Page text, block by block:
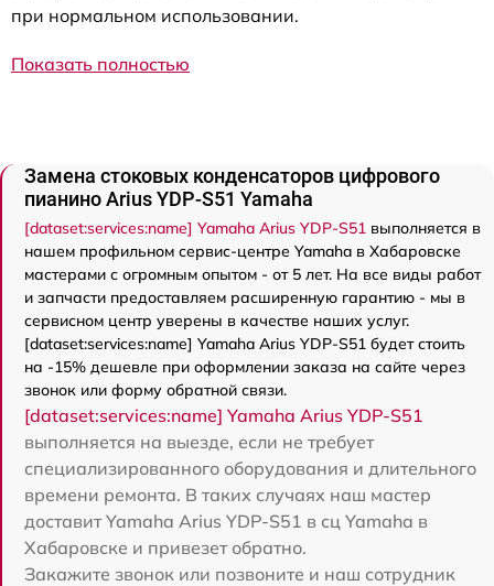
при нормальном использовании.
Показать полностью
Замена стоковых конденсаторов цифрового
пианино Arius YDP-S51 Yamaha
[dataset:services:name] Yamaha Arius YDP-S51 выполняется в
нашем профильном сервис-центре Yamaha в Хабаровске
мастерами с огромным опытом - от 5 лет. На все виды работ
и запчасти предоставляем расширенную гарантию - мы в
сервисном центр уверены в качестве наших услуг.
[dataset:services:name] Yamaha Arius YDP-S51 будет стоить
на -15% дешевле при оформлении заказа на сайте через
звонок или форму обратной связи.
[dataset:services:name] Yamaha Arius YDP-S51
выполняется на выезде, если не требует
специализированного оборудования и длительного
времени ремонта. В таких случаях наш мастер
доставит Yamaha Arius YDP-S51 в сц Yamaha в
Хабаровске и привезет обратно.
Закажите звонок или позвоните и наш сотрудник